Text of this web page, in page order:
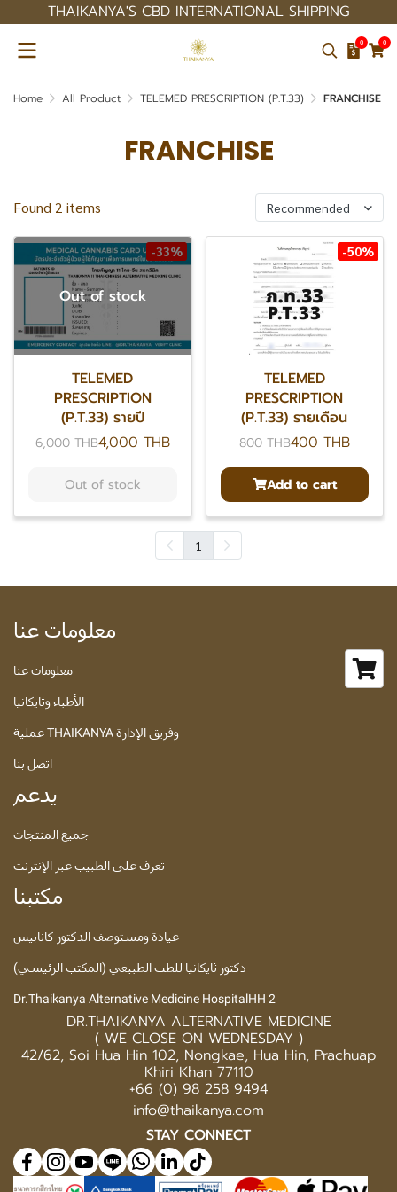
THAIKANYA'S CBD INTERNATIONAL SHIPPING
0 0
Home All Product TELEMED PRESCRIPTION (P.T.33) FRANCHISE
FRANCHISE
Found 2 items Recommended
-33%
Out of stock
TELEMED
PRESCRIPTION
(P.T.33) รายปี
6,000 THB4,000 THB
Out of stock
-50%
TELEMED
PRESCRIPTION
(P.T.33) รายเดือน
800 THB400 THB
Add to cart
1
معلومات عنا
معلومات عنا
الأطباء وثايكانيا
عملية THAIKANYA وفريق الإدارة
اتصل بنا
يدعم
جميع المنتجات
تعرف على الطبيب عبر الإنترنت
مكتبنا
عيادة ومستوصف الدكتور كانابيس
دكتور ثايكانيا للطب الطبيعي (المكتب الرئيسي)
Dr.Thaikanya Alternative Medicine HospitalHH 2
DR.THAIKANYA ALTERNATIVE MEDICINE
( WE CLOSE ON WEDNESDAY )
42/62, Soi Hua Hin 102, Nongkae, Hua Hin, Prachuap
Khiri Khan 77110
+66 (0) 98 258 9494
info@thaikanya.com
STAY CONNECT